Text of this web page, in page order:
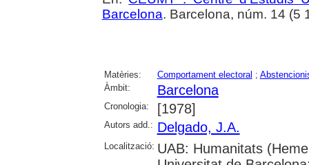
Barcelona. Barcelona, núm. 14 (5
Matèries: Comportament electoral ;
Àmbit:
Barcelona
Cronologia: [1978]
Autors add.: Delgado, J.A.
Localització: UAB: Humanitats